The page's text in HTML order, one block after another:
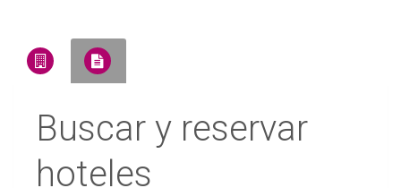
Buscar y reservar
hoteles